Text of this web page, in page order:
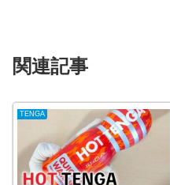
関連記事
TENGA